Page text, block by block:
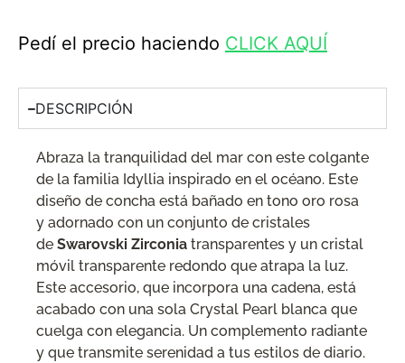
Pedí el precio haciendo CLICK AQUÍ
DESCRIPCIÓN
Abraza la tranquilidad del mar con este colgante
de la familia Idyllia inspirado en el océano. Este
diseño de concha está bañado en tono oro rosa
y adornado con un conjunto de cristales
de Swarovski Zirconia transparentes y un cristal
móvil transparente redondo que atrapa la luz.
Este accesorio, que incorpora una cadena, está
acabado con una sola Crystal Pearl blanca que
cuelga con elegancia. Un complemento radiante
y que transmite serenidad a tus estilos de diario.